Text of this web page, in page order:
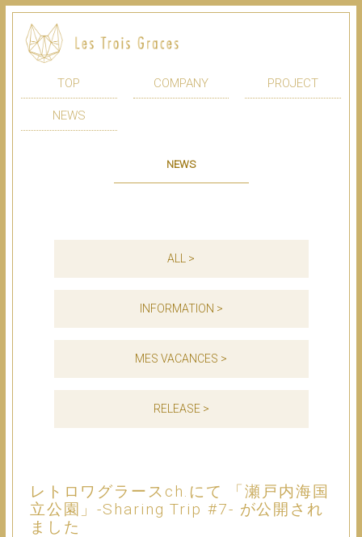
TOP COMPANY PROJECT
NEWS
NEWS
ALL >
INFORMATION >
MES VACANCES >
RELEASE >
レトロワグラースch.にて 「瀬戸内海国
立公園」-Sharing Trip #7- が公開され
ました